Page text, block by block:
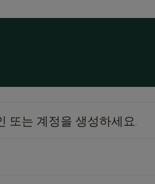
또는 계정을 생성하세요